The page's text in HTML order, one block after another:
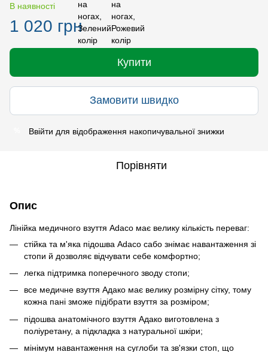
В наявності
1 020 грн
Купити
Замовити швидко
Ввійти для відображення накопичувальної знижки
Порівняти
Опис
Лінійка медичного взуття Adaco має велику кількість переваг:
стійка та м'яка підошва Adaco сабо знімає навантаження зі
стопи й дозволяє відчувати себе комфортно;
легка підтримка поперечного зводу стопи;
все медичне взуття Адако має велику розмірну сітку, тому
кожна пані зможе підібрати взуття за розміром;
підошва анатомічного взуття Адако виготовлена ​​з
поліуретану, а підкладка з натуральної шкіри;
мінімум навантаження на суглоби та зв'язки стоп, що